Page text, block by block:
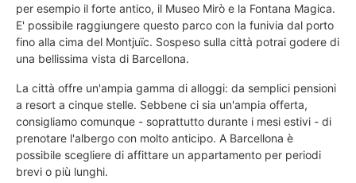
per esempio il forte antico, il Museo Mirò e la Fontana Magica.
E' possibile raggiungere questo parco con la funivia dal porto
fino alla cima del Montjuïc. Sospeso sulla città potrai godere di
una bellissima vista di Barcellona.
La città offre un'ampia gamma di alloggi: da semplici pensioni
a resort a cinque stelle. Sebbene ci sia un'ampia offerta,
consigliamo comunque - soprattutto durante i mesi estivi - di
prenotare l'albergo con molto anticipo. A Barcellona è
possibile scegliere di affittare un appartamento per periodi
brevi o più lunghi.